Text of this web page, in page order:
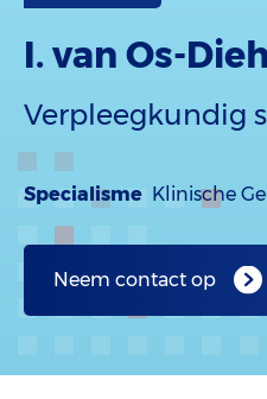
I. van Os-
Verpleegkundig
Specialisme Klinische
Neem contact op